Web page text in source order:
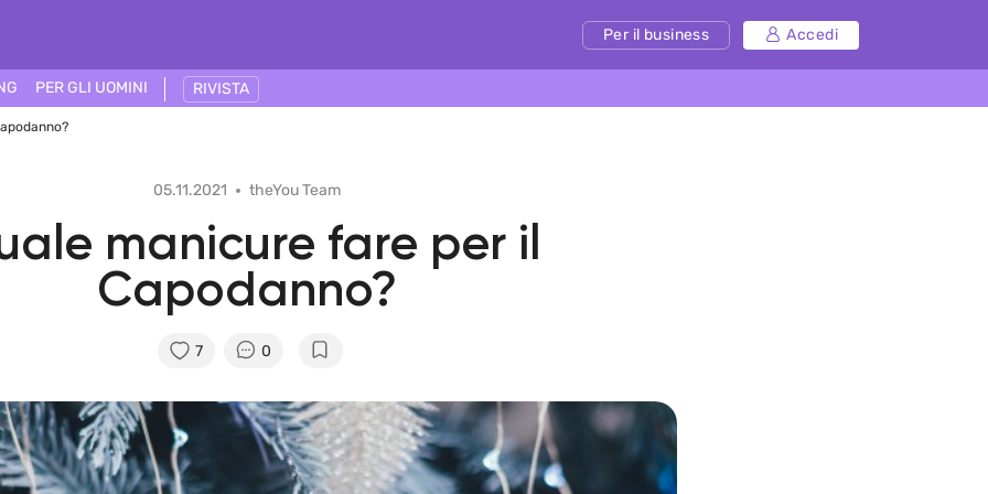
Per il business Accedi
PER GLI UOMINI RIVISTA
05.11.2021 theYou Team
manicure fare per il
Capodanno?
7 0